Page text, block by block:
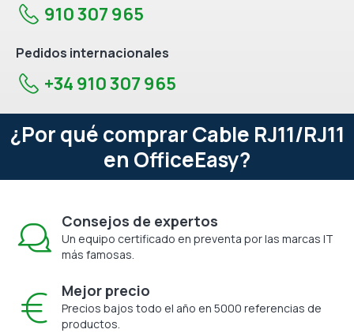
910 307 965
Pedidos internacionales
+34 910 307 965
¿Por qué comprar Cable RJ11/RJ11
en OfficeEasy?
Consejos de expertos
Un equipo certificado en preventa por las marcas IT
más famosas.
Mejor precio
Precios bajos todo el año en 5000 referencias de
productos.